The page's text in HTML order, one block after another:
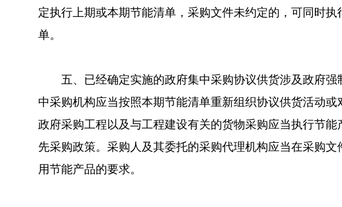
定执行上期或本期节能清单，采购文件未约定的，可同时执
单。
五、已经确定实施的政府集中采购协议供货涉及政府强
中采购机构应当按照本期节能清单重新组织协议供货活动或
政府采购工程以及与工程建设有关的货物采购应当执行节能
先采购政策。采购人及其委托的采购代理机构应当在采购文
用节能产品的要求。